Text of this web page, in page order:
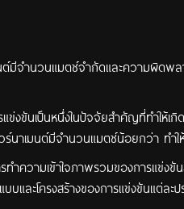
ต์มีจำนวนแมตช์จำกัดและความผิดพล
แข่งขันเป็นหนึ่งในปัจจัยสำคัญที่ทำให้
นาเมนต์มีจำนวนแมตช์น้อยกว่า ทำใ
ำความเข้าใจภาพรวมของการแข่งขั
บและโครงสร้างของการแข่งขันแต่ละป